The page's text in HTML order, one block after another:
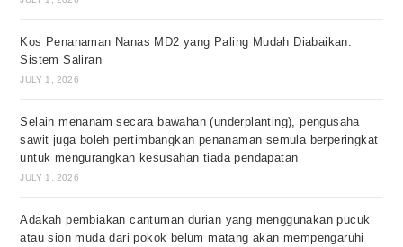
Kos Penanaman Nanas MD2 yang Paling Mudah Diabaikan:
Sistem Saliran
JULY 1, 2026
Selain menanam secara bawahan (underplanting), pengusaha
sawit juga boleh pertimbangkan penanaman semula berperingkat
untuk mengurangkan kesusahan tiada pendapatan
JULY 1, 2026
Adakah pembiakan cantuman durian yang menggunakan pucuk
atau sion muda dari pokok belum matang akan mempengaruhi